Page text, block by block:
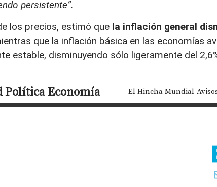
persistente”.
los precios, estimó que la inflación general
que la inflación básica en las economías
estable, disminuyendo sólo ligeramente del
PolíticaEconomía El Hincha Mundial